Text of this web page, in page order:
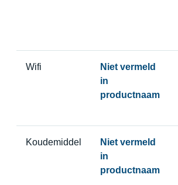
Wifi
Niet vermeld
in
productnaam
Koudemiddel
Niet vermeld
in
productnaam